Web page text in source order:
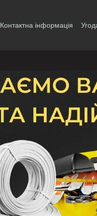
Контактна інформація